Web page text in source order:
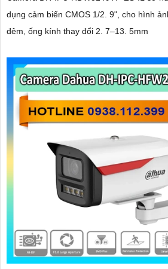
dụng cảm biến CMOS 1/2. 9", cho hình
đêm, ống kính thay đổi 2. 7–13. 5mm